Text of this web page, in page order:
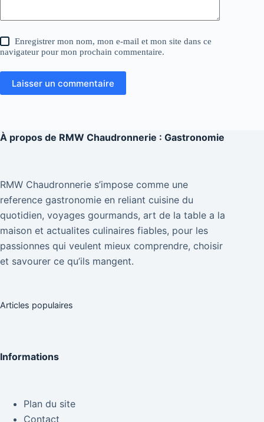
Enregistrer mon nom, mon e-mail et mon site dans ce
navigateur pour mon prochain commentaire.
Laisser un commentaire
À propos de RMW Chaudronnerie : Gastronomie
RMW Chaudronnerie s’impose comme une
reference gastronomie en reliant cuisine du
quotidien, voyages gourmands, art de la table a la
maison et actualites culinaires fiables, pour les
passionnes qui veulent mieux comprendre, choisir
et savourer ce qu’ils mangent.
Articles populaires
Informations
Plan du site
Contact